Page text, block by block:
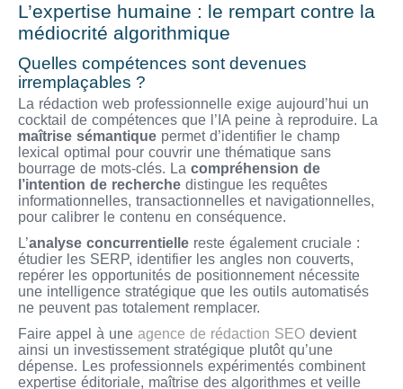
L’expertise humaine : le rempart contre la
médiocrité algorithmique
Quelles compétences sont devenues
irremplaçables ?
La rédaction web professionnelle exige aujourd’hui un
cocktail de compétences que l’IA peine à reproduire. La
maîtrise sémantique permet d’identifier le champ
lexical optimal pour couvrir une thématique sans
bourrage de mots-clés. La compréhension de
l’intention de recherche distingue les requêtes
informationnelles, transactionnelles et navigationnelles,
pour calibrer le contenu en conséquence.
L’analyse concurrentielle reste également cruciale :
étudier les SERP, identifier les angles non couverts,
repérer les opportunités de positionnement nécessite
une intelligence stratégique que les outils automatisés
ne peuvent pas totalement remplacer.
Faire appel à une agence de rédaction SEO devient
ainsi un investissement stratégique plutôt qu’une
dépense. Les professionnels expérimentés combinent
expertise éditoriale, maîtrise des algorithmes et veille